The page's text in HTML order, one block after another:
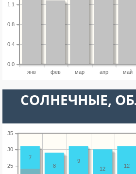
янв фев мар апр май
0.0
0.4
0.8
1.1
CОЛНЕЧНЫЕ,
25
30
35
12
12
9
8
7